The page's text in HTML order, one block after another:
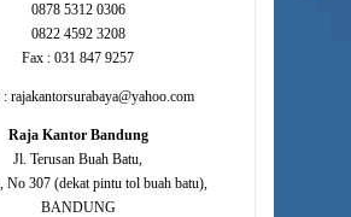
0878 5312 0306
0822 4592 3208
Fax : 031 847 9257
rajakantorsurabaya@yahoo.com
Raja Kantor Bandung
Jl. Terusan Buah Batu,
No 307 (dekat pintu tol buah batu),
BANDUNG